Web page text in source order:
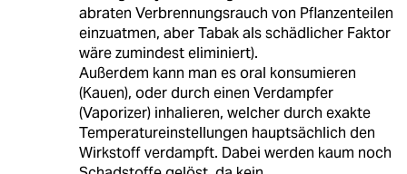
abraten Verbrennungsrauch von Pflanzenteilen
einzuatmen, aber Tabak als schädlicher Faktor
wäre zumindest eliminiert).
Außerdem kann man es oral konsumieren
(Kauen), oder durch einen Verdampfer
(Vaporizer) inhalieren, welcher durch exakte
Temperatureinstellungen hauptsächlich den
Wirkstoff verdampft. Dabei werden kaum noch